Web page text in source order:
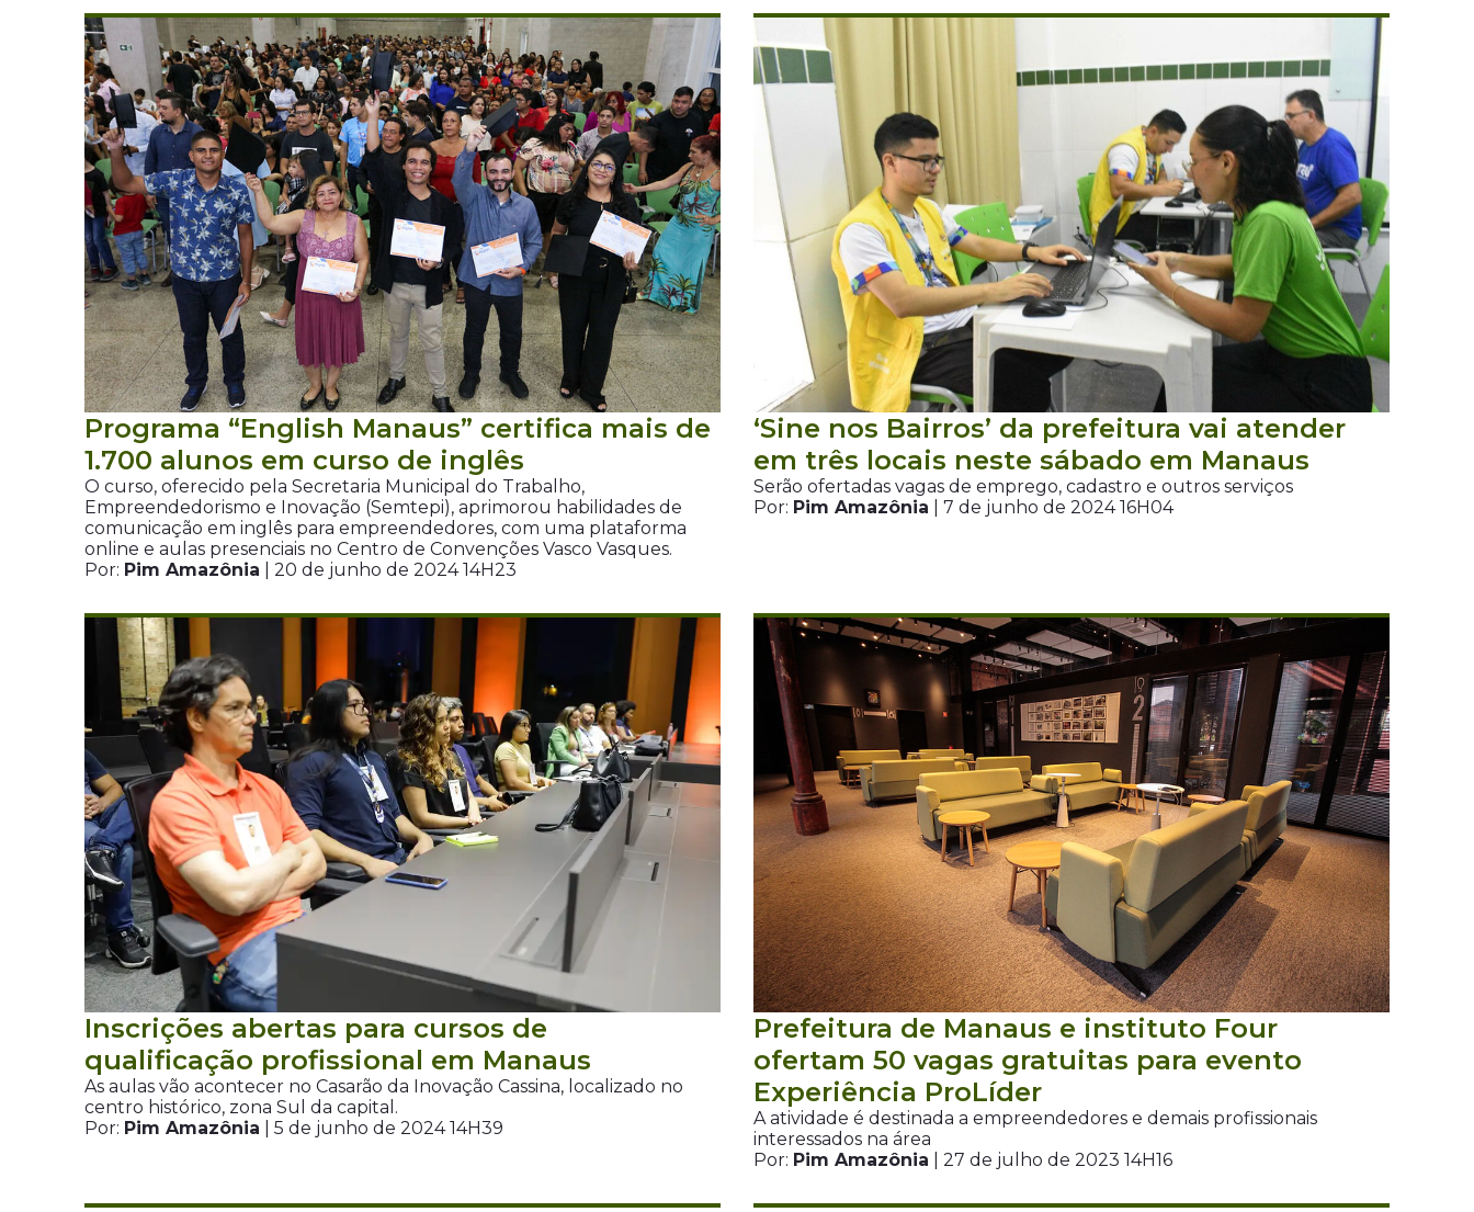
Programa “English Manaus” certifica mais de
1.700 alunos em curso de inglês
O curso, oferecido pela Secretaria Municipal do Trabalho,
Empreendedorismo e Inovação (Semtepi), aprimorou habilidades de
comunicação em inglês para empreendedores, com uma plataforma
online e aulas presenciais no Centro de Convenções Vasco Vasques.
Por: Pim Amazônia | 20 de junho de 2024 14H23
‘Sine nos Bairros’ da prefeitura vai atender
em três locais neste sábado em Manaus
Serão ofertadas vagas de emprego, cadastro e outros serviços
Por: Pim Amazônia | 7 de junho de 2024 16H04
Inscrições abertas para cursos de
qualificação profissional em Manaus
As aulas vão acontecer no Casarão da Inovação Cassina, localizado no
centro histórico, zona Sul da capital.
Por: Pim Amazônia | 5 de junho de 2024 14H39
Prefeitura de Manaus e instituto Four
ofertam 50 vagas gratuitas para evento
Experiência ProLíder
A atividade é destinada a empreendedores e demais profissionais
interessados na área
Por: Pim Amazônia | 27 de julho de 2023 14H16